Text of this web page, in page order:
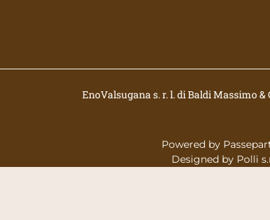
EnoValsugana s. r. l. di Baldi Massimo &
Powered by
Designed by Polli